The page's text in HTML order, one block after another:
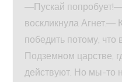
—Пускай
воскликнула Агнет.—
победить потому,
Подземном царстве,
действуют. Но мы-то